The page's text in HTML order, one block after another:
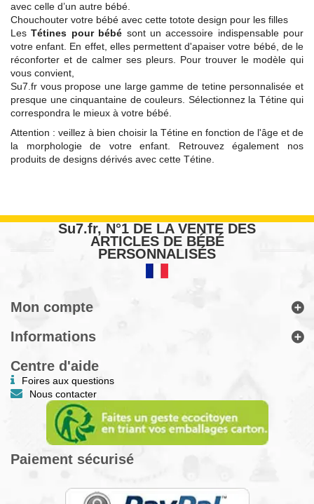
avec celle d’un autre bébé.
Chouchouter votre bébé avec cette totote design pour les filles
LesTétines pour bébé sont un accessoire indispensable pour
votre enfant. En effet, elles permettent d'apaiser votre bébé, de le
réconforter et de calmer ses pleurs. Pour trouver le modèle qui
vous convient,
Su7.fr vous propose une large gamme de tetine personnalisée et
presque une cinquantaine de couleurs. Sélectionnez la Tétine qui
correspondra le mieux à votre bébé.
Attention : veillez à bien choisir la Tétine en fonction de l'âge et de
la morphologie de votre enfant. Retrouvez également nos
produits de designs dérivés avec cette Tétine.
Su7.fr, N°1 DE LA VENTE DES
ARTICLES DE BÉBÉ
PERSONNALISÉS
Mon compte
Informations
Centre d'aide
Foires aux questions
Nous contacter
Paiement sécurisé